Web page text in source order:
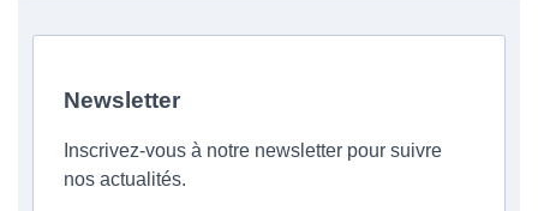
Newsletter
Inscrivez-vous à notre newsletter pour suivre
nos actualités.